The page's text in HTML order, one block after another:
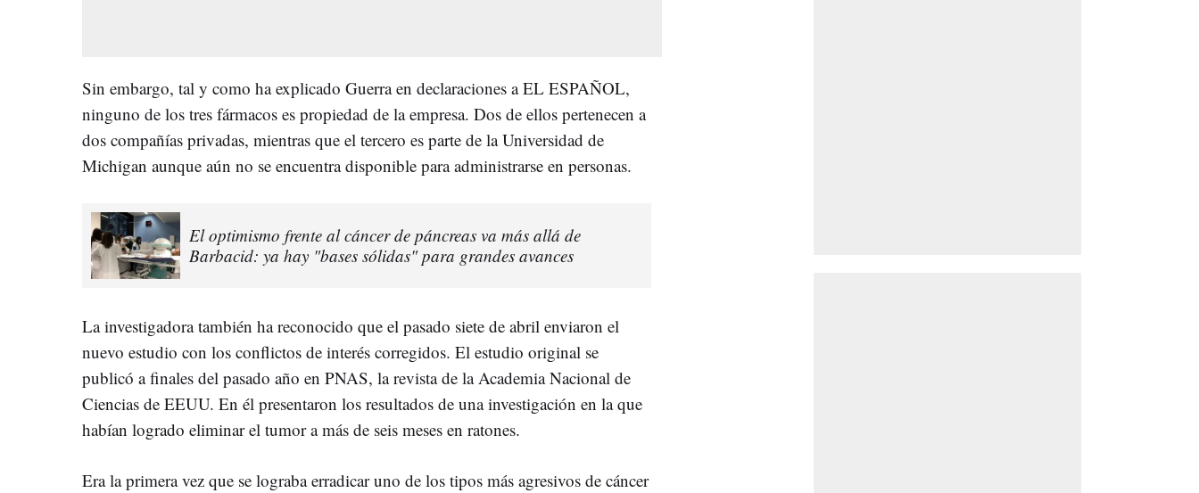
Sin embargo, tal y como ha explicado Guerra en declaraciones a EL ESPAÑOL,
ninguno de los tres fármacos es propiedad de la empresa. Dos de ellos pertenecen a
dos compañías privadas, mientras que el tercero es parte de la Universidad de
Michigan aunque aún no se encuentra disponible para administrarse en personas.
El optimismo frente al cáncer de páncreas va más allá de
Barbacid: ya hay "bases sólidas" para grandes avances
La investigadora también ha reconocido que el pasado siete de abril enviaron el
nuevo estudio con los conflictos de interés corregidos. El estudio original se
publicó a finales del pasado año en PNAS, la revista de la Academia Nacional de
Ciencias de EEUU. En él presentaron los resultados de una investigación en la que
habían logrado eliminar el tumor a más de seis meses en ratones.
Era la primera vez que se lograba erradicar uno de los tipos más agresivos de cáncer